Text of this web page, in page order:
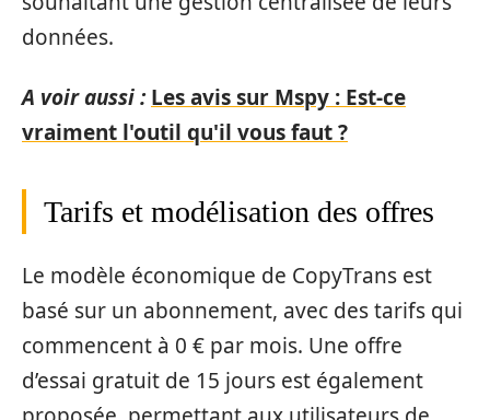
données.
A voir aussi : Les avis sur Mspy : Est-ce
vraiment l'outil qu'il vous faut ?
Tarifs et modélisation des offres
Le modèle économique de CopyTrans est
basé sur un abonnement, avec des tarifs qui
commencent à 0 € par mois. Une offre
d’essai gratuit de 15 jours est également